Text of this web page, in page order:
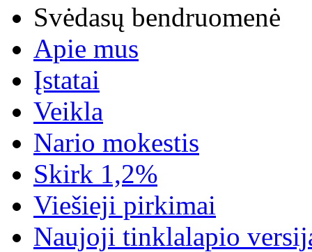
Svėdasų bendruomenė
Apie mus
Įstatai
Veikla
Nario mokestis
Skirk 1,2%
Viešieji pirkimai
Naujoji tinklalapio